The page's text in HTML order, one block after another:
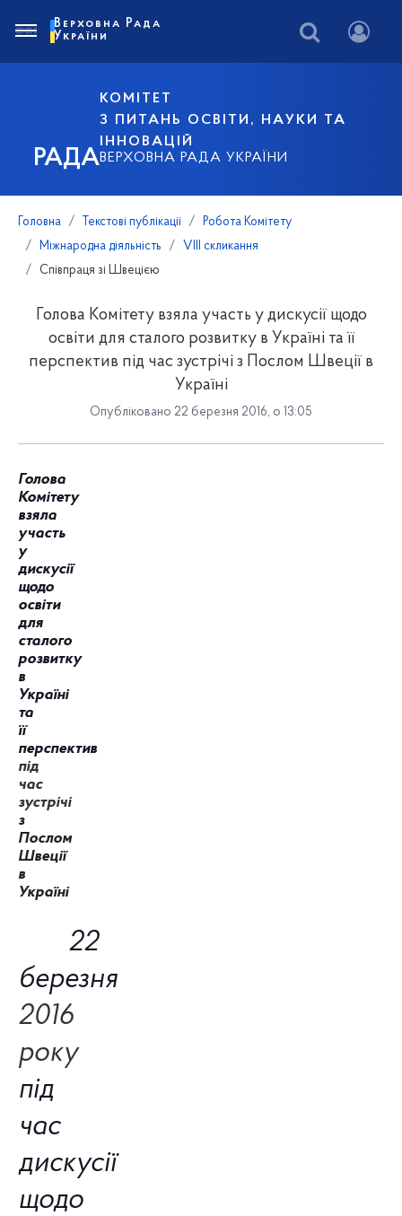
РАДА
КОМІТЕТ
З ПИТАНЬ ОСВІТИ, НАУКИ ТА
ІННОВАЦІЙ
ВЕРХОВНА РАДА УКРАЇНИ
Верховна Рада
України
Головна Текстові публікації
Робота Комітету
Міжнародна діяльність
VIII скликання
Співпраця зі Швецією
Голова Комітету взяла участь у дискусії щодо
освіти для сталого розвитку в Україні та її
перспектив під час зустрічі з Послом Швеції в
Україні
Опубліковано 22 березня 2016, о 13:05
Голова
Комітету
взяла
участь
у
дискусії
щодо
освіти
для
сталого
розвитку
в
Україні
та
її
перспектив
під
час
зустрічі
з
Послом
Швеції
в
Україні
22
березня
2016
року
під
час
дискусії
щодо